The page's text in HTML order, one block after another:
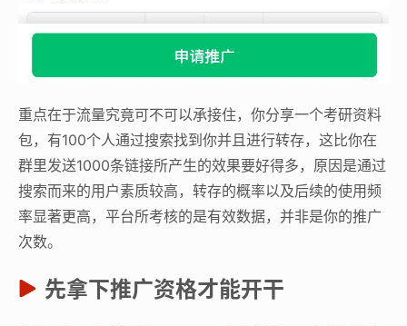
重点在于流量究竟可不可以承接住，你分享一个考研资料
包，有100个人通过搜索找到你并且进行转存，这比你在
群里发送1000条链接所产生的效果要好得多，原因是通过
搜索而来的用户素质较高，转存的概率以及后续的使用频
率显著更高，平台所考核的是有效数据，并非是你的推广
次数。
先拿下推广资格才能开干